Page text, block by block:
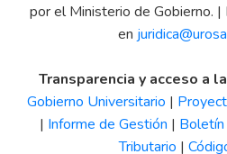
por el Ministerio de Gobierno.
en
Transparencia y acceso a
Gobierno Universitario |
| Informe de Gestión |
Tributario |